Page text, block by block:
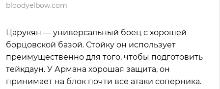
bloodyelbow.com
Царукян — универсальный боец с хорошей
борцовской базой. Стойку он использует
преимущественно для того, чтобы подготовить
тейкдаун. У Армана хорошая защита, он
принимает на блок почти все атаки соперника.